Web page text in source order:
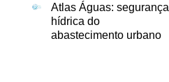
Atlas Águas: segurança
hídrica do
abastecimento urbano